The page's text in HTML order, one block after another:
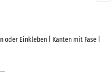
oder Einkleben | Kanten mit Fase |